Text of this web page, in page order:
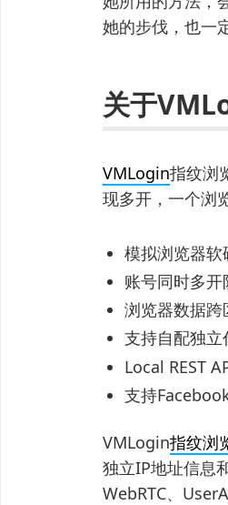
她的步伐，也一
关于
VMLogin指纹浏
现多开，一个浏
模拟浏览器软
账号同时多
浏览器数据
支持自配独
Local REST
支持
VMLogin指纹浏
独立IP地址信息
WebRTC、